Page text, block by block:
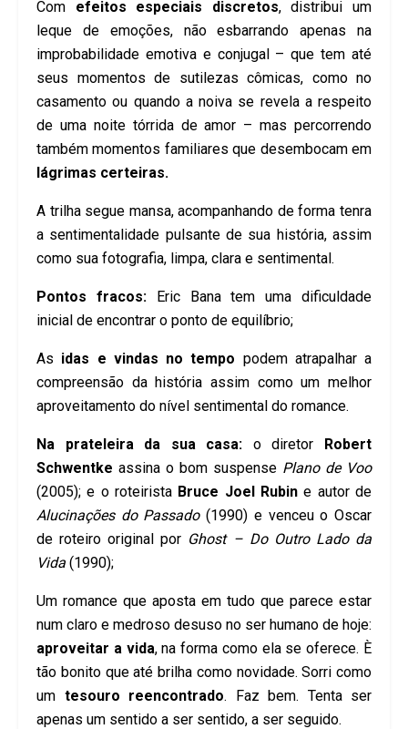
Com efeitos especiais discretos, distribui um
leque de emoções, não esbarrando apenas na
improbabilidade emotiva e conjugal – que tem até
seus momentos de sutilezas cômicas, como no
casamento ou quando a noiva se revela a respeito
de uma noite tórrida de amor – mas percorrendo
também momentos familiares que desembocam em
lágrimas certeiras.
A trilha segue mansa, acompanhando de forma tenra
a sentimentalidade pulsante de sua história, assim
como sua fotografia, limpa, clara e sentimental.
Pontos fracos:Eric Bana tem uma dificuldade
inicial de encontrar o ponto de equilíbrio;
As idas e vindas no tempo podem atrapalhar a
compreensão da história assim como um melhor
aproveitamento do nível sentimental do romance.
Na prateleira da sua casa: o diretor Robert
Schwentke assina o bom suspense Plano de Voo
(2005); e o roteirista Bruce Joel Rubin e autor de
Alucinações do Passado(1990) e venceu o Oscar
de roteiro original por Ghost – Do Outro Lado da
Vida (1990);
Um romance que aposta em tudo que parece estar
num claro e medroso desuso no ser humano de hoje:
aproveitar a vida, na forma como ela se oferece. È
tão bonito que até brilha como novidade. Sorri como
um tesouro reencontrado. Faz bem. Tenta ser
apenas um sentido a ser sentido, a ser seguido.